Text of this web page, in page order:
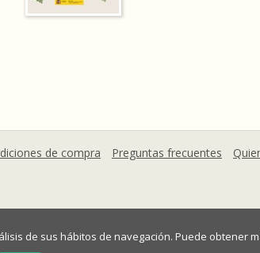
de compra Preguntas frecuentes
de sus hábitos de navegación. Puede obtener